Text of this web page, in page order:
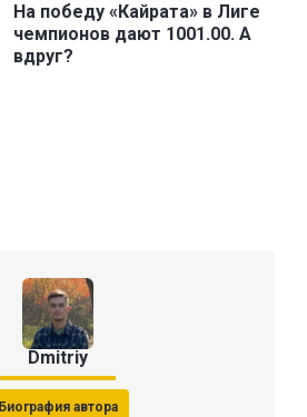
На победу «Кайрата» в Лиге
чемпионов дают 1001.00. А
вдруг?
Dmitriy
Биография автора